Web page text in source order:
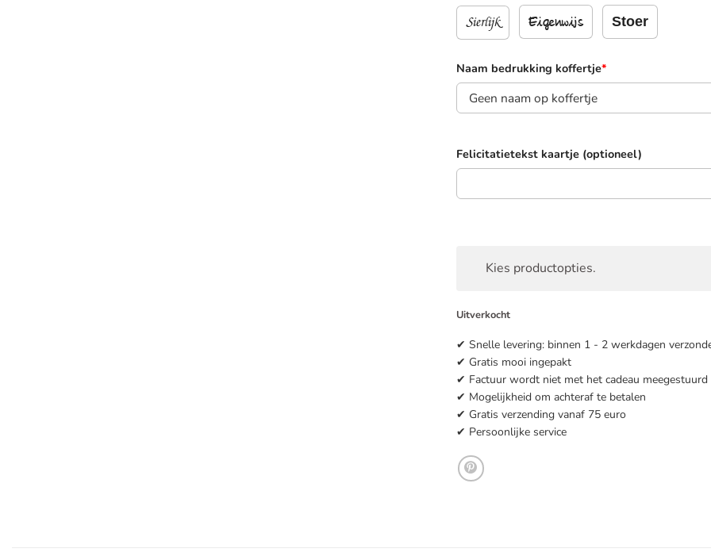
Sierlijk Eigenwijs Stoer
Naam bedrukking koffertje*
Felicitatietekst kaartje (optioneel)
Kies productopties.
Uitverkocht
✔ Snelle levering: binnen 1 - 2 werkdagen
✔ Gratis mooi ingepakt
✔ Factuur wordt niet met het cadeau meegestuurd
✔ Mogelijkheid om achteraf te betalen
✔ Gratis verzending vanaf 75 euro
✔ Persoonlijke service